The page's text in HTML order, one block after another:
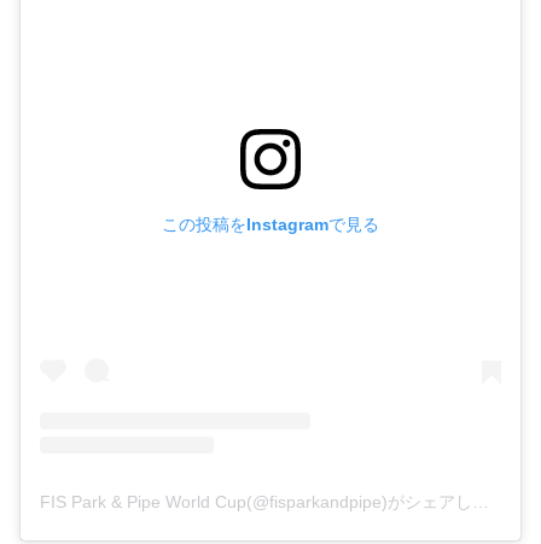
この投稿をInstagramで見る